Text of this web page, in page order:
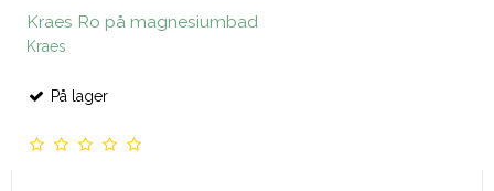
Kraes Ro på magnesiumbad
Kraes
På lager